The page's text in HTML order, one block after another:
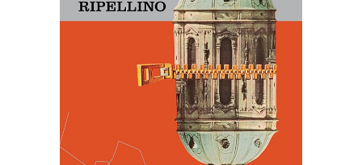
PRAGA MAGICZNA
Oto – jak mówi Mariusz Szczygieł –
biblia kultury czeskiej. Dla miłośników
Pragi i czeskiej kultury – lektura
niezbędna.
29.50zł